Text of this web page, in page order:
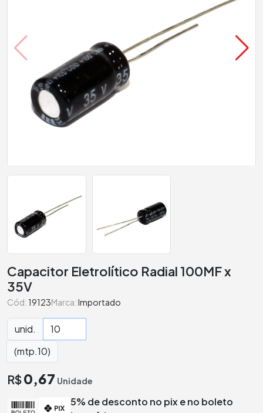
Capacitor Eletrolítico Radial 100MF x
35V
Cód:19123Marca:Importado
unid.
(mtp.10)
R$0,67 Unidade
5% de desconto no pix e no boleto